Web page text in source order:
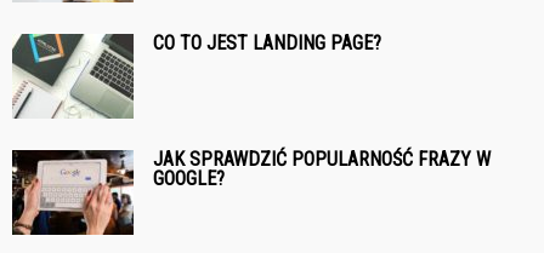
CO TO JEST LANDING PAGE?
JAK SPRAWDZIĆ POPULARNOŚĆ FRAZY W
GOOGLE?